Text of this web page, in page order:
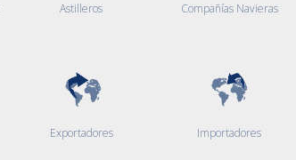
Astilleros Compañías Navieras
Exportadores Importadores